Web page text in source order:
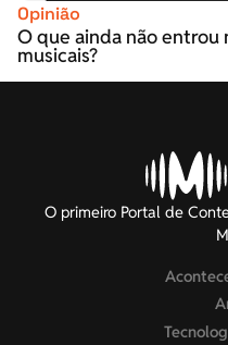
Opinião
O que ainda não entrou
musicais?
O primeiro Portal de